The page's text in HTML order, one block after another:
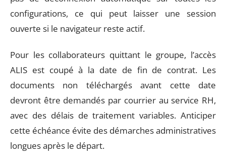
configurations, ce qui peut laisser une session
ouverte si le navigateur reste actif.
Pour les collaborateurs quittant le groupe, l’accès
ALIS est coupé à la date de fin de contrat. Les
documents non téléchargés avant cette date
devront être demandés par courrier au service RH,
avec des délais de traitement variables. Anticiper
cette échéance évite des démarches administratives
longues après le départ.